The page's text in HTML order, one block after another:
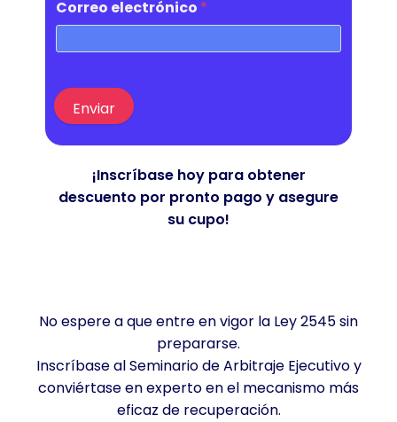
Correo electrónico *
Enviar
¡Inscríbase hoy para obtener
descuento por pronto pago y asegure
su cupo!
No espere a que entre en vigor la Ley 2545 sin
prepararse.
Inscríbase al Seminario de Arbitraje Ejecutivo y
conviértase en experto en el mecanismo más
eficaz de recuperación.